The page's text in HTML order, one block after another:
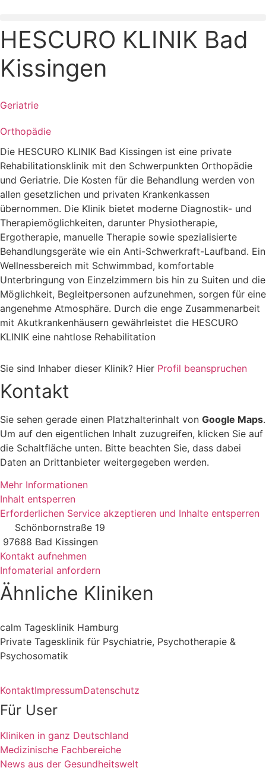
springen
HESCURO KLINIK Bad
Kissingen
Geriatrie
Orthopädie
Die HESCURO KLINIK Bad Kissingen ist eine private
Rehabilitationsklinik mit den Schwerpunkten Orthopädie
und Geriatrie. Die Kosten für die Behandlung werden von
allen gesetzlichen und privaten Krankenkassen
übernommen. Die Klinik bietet moderne Diagnostik- und
Therapiemöglichkeiten, darunter Physiotherapie,
Ergotherapie, manuelle Therapie sowie spezialisierte
Behandlungsgeräte wie ein Anti-Schwerkraft-Laufband. Ein
Wellnessbereich mit Schwimmbad, komfortable
Unterbringung von Einzelzimmern bis hin zu Suiten und die
Möglichkeit, Begleitpersonen aufzunehmen, sorgen für eine
angenehme Atmosphäre. Durch die enge Zusammenarbeit
mit Akutkrankenhäusern gewährleistet die HESCURO
KLINIK eine nahtlose Rehabilitation
Sie sind Inhaber dieser Klinik? Hier Profil beanspruchen
Kontakt
Sie sehen gerade einen Platzhalterinhalt von Google Maps.
Um auf den eigentlichen Inhalt zuzugreifen, klicken Sie auf
die Schaltfläche unten. Bitte beachten Sie, dass dabei
Daten an Drittanbieter weitergegeben werden.
Mehr Informationen
Inhalt entsperren
Erforderlichen Service akzeptieren und Inhalte entsperren
Schönbornstraße 19
97688 Bad Kissingen
Kontakt aufnehmen
Infomaterial anfordern
Ähnliche Kliniken
calm Tagesklinik Hamburg
Private Tagesklinik für Psychiatrie, Psychotherapie &
Psychosomatik
KontaktImpressumDatenschutz
Für User
Kliniken in ganz Deutschland
Medizinische Fachbereiche
News aus der Gesundheitswelt